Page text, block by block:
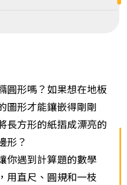
圓形嗎？如果想在地板
圖形才能鑲嵌得剛剛
長方形的紙摺成漂亮的
形？
遇到計算題的數學
用直尺、圓規和一枝